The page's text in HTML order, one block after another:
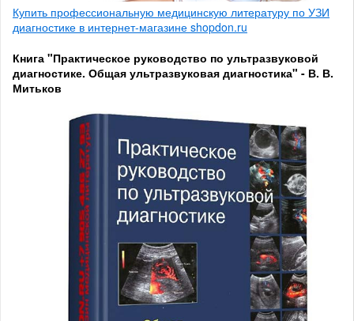
Купить профессиональную медицинскую литературу по УЗИ
диагностике в интернет-магазине shopdon.ru
Книга "Практическое руководство по ультразвуковой
диагностике. Общая ультразвуковая диагностика" - В. В.
Митьков